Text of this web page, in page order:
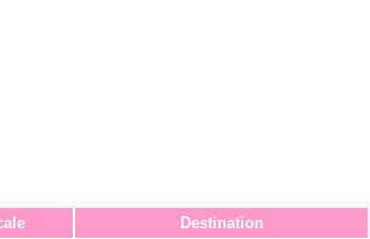
Destination